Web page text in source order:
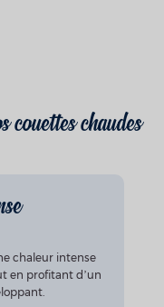
couetteschaudes
chaleur intense
en profitant d’un